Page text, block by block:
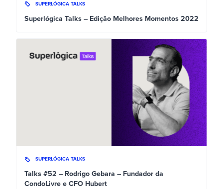
SUPERLÓGICA TALKS
Superlógica Talks – Edição Melhores Momentos 2022
SUPERLÓGICA TALKS
Talks #52 – Rodrigo Gebara – Fundador da
CondoLivre e CFO Hubert